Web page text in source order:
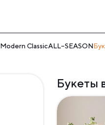
Modern ClassicALL–SEASON
Букеты